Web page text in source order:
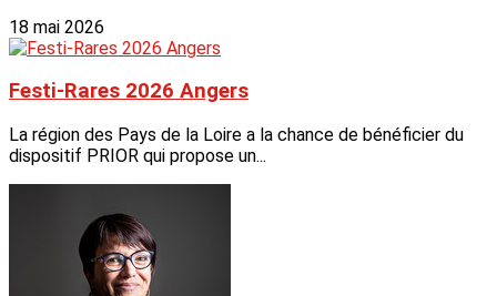
18 mai 2026
Festi-Rares 2026 Angers
La région des Pays de la Loire a la chance de bénéficier du
dispositif PRIOR qui propose un...